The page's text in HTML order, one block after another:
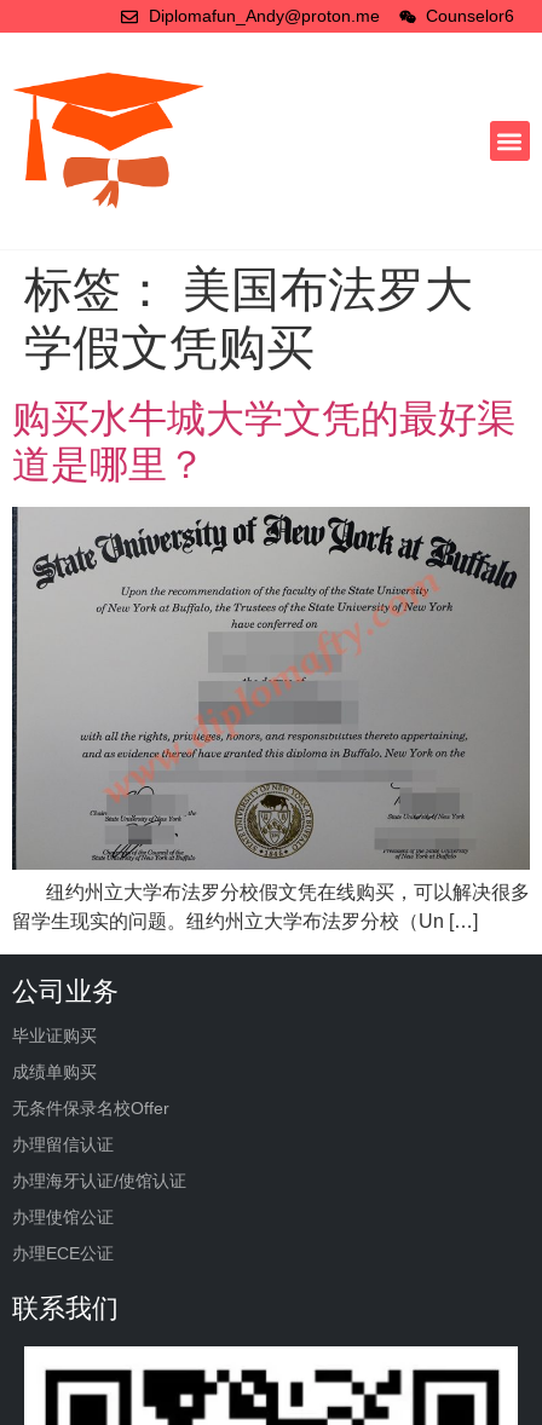
Diplomafun_Andy@proton.me Counselor6
标签： 美国布法罗大
学假文凭购买
购买水牛城大学文凭的最好渠
道是哪里？
纽约州立大学布法罗分校假文凭在线购买，可以解决很多
留学生现实的问题。纽约州立大学布法罗分校（Un […]
公司业务
毕业证购买
成绩单购买
无条件保录名校Offer
办理留信认证
办理海牙认证/使馆认证
办理使馆公证
办理ECE公证
联系我们